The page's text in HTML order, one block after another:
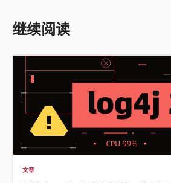
继续阅读
文章